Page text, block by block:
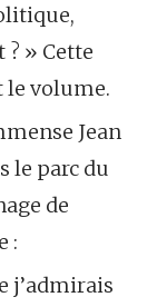
» Cette
le volume.
Jean
le parc du
de
:
j’admirais